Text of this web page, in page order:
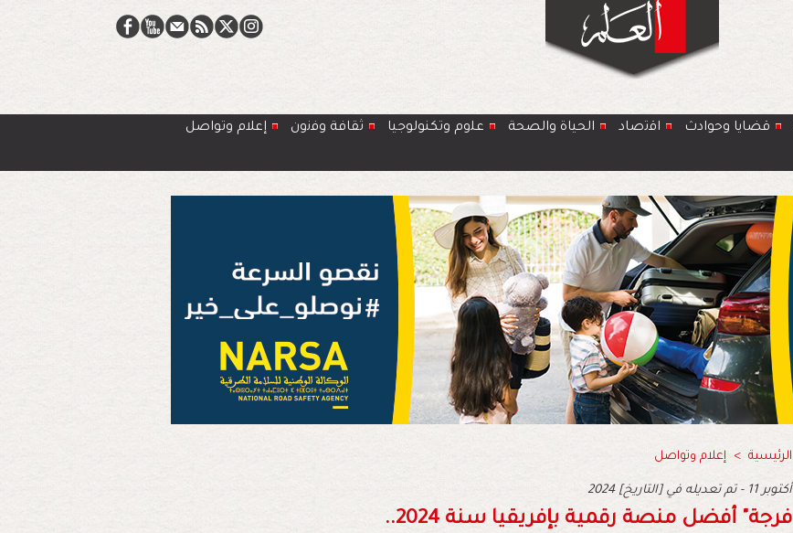
قضايا وحوادث اﻗﺗﺻﺎد الحياة والصحة ﻋﻠوم وتكنولوجيا ﺛﻘﺎﻓﺔ وﻓﻧون
إعلام وتواصل
الرئيسية > إعلام وتواصل
2024 أكتوبر 11 - تم تعديله في [التاريخ]
فرجة" أفضل منصة رقمية بإفريقيا سنة 2024..